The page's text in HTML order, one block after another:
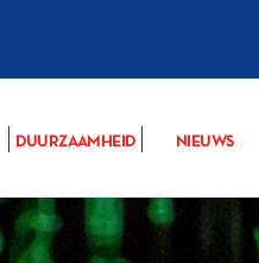
DUURZAAMHEID NIEUWS